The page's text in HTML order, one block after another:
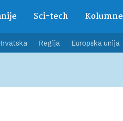
Sci-tech Kolumne
Regija Europska unija